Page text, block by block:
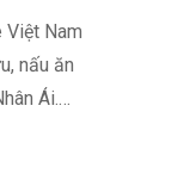
Việt Nam
nấu ăn
Ái.